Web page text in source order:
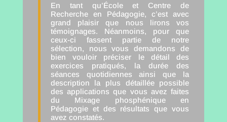
En tant qu’École et Centre de
Recherche en Pédagogie, c’est avec
grand plaisir que nous lirons vos
témoignages. Néanmoins, pour que
ceux-ci fassent partie de notre
sélection, nous vous demandons de
bien vouloir préciser le détail des
exercices pratiqués, la durée des
séances quotidiennes ainsi que la
description la plus détaillée possible
des applications que vous avez faites
du Mixage phosphénique en
Pédagogie et des résultats que vous
avez constatés.